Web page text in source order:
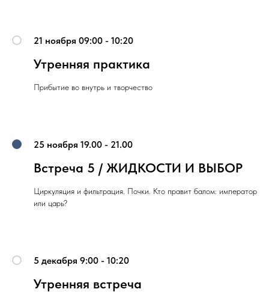
21 ноября 09:00 - 10:20
Утренняя практика
Прибытие во внутрь и творчество
25 ноября 19.00 - 21.00
Встреча 5 / ЖИДКОСТИ И ВЫБОР
Циркуляция и фильтрация. Почки. Кто правит балом: император
или царь?
5 декабря 9:00 - 10:20
Утренняя встреча